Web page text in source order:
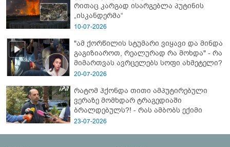
რითაც კარგად ისარგებლა პუტინის
„ისკანდერმა“
10-07-2026
"ამ ქორწილის სტუმარი ვიყავი და მინდა
გაგიზიაროთ, რეალურად რა მოხდა" - რა
მიმართვას ავრცელებს სოფი ახმეტელი?
20-07-2026
რატომ ჰქონდა თითი ამპუტირებული
ვერაზე მომხდარ ტრაგედიაში
ბრალდებულს?! - რას ამბობს ექიმი
23-07-2026